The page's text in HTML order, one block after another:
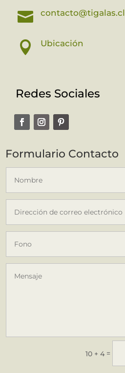
 contacto@tigalas.cl
 Ubicación
Redes Sociales
Formulario Contacto
10 + 4=